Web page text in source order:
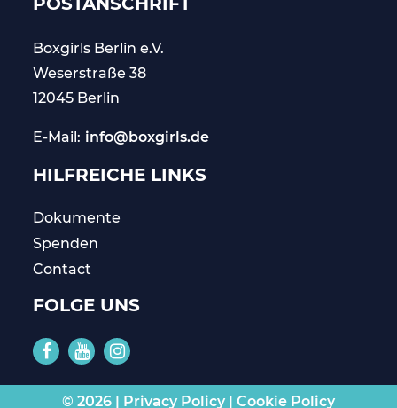
Boxgirls Berline.V.
Weserstraße 38
12045 Berlin
E-Mail: info@boxgirls.de
HILFREICHE LINKS
Dokumente
Spenden
Contact
FOLGE UNS
© 2026 | Privacy Policy | Cookie Policy